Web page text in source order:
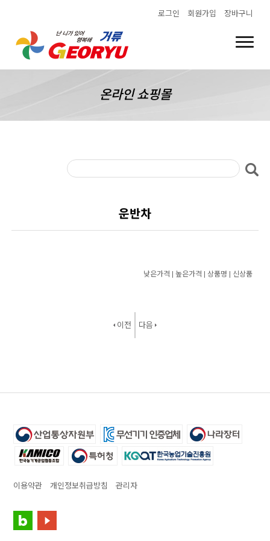
로그인 회원가입 장바구니
온라인 쇼핑몰
운반차
낮은가격 높은가격 상품명 신상품
이전 다음
이용약관 개인정보취급방침 관리자